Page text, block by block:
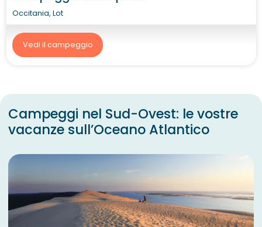
Occitania, Lot
Vedi il campeggio
Campeggi nel Sud-Ovest: le vostre
vacanze sull’Oceano Atlantico